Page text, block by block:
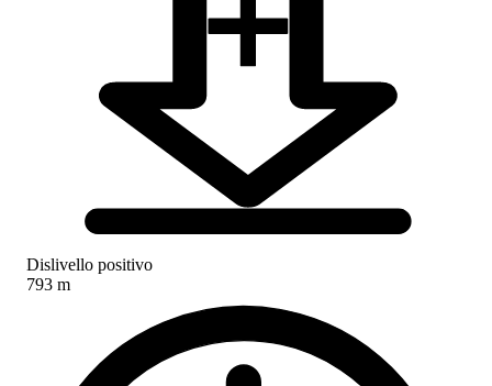
Dislivello positivo
793 m